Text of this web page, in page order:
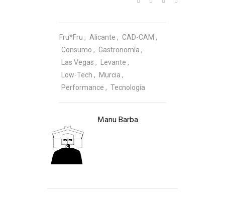
Fru*fru Alicante
CAD-CAM
Consumo
Gastronomía
Las Vegas
Levante
Low-Tech
Murcia
Performance
Tecnología
Manu Barba